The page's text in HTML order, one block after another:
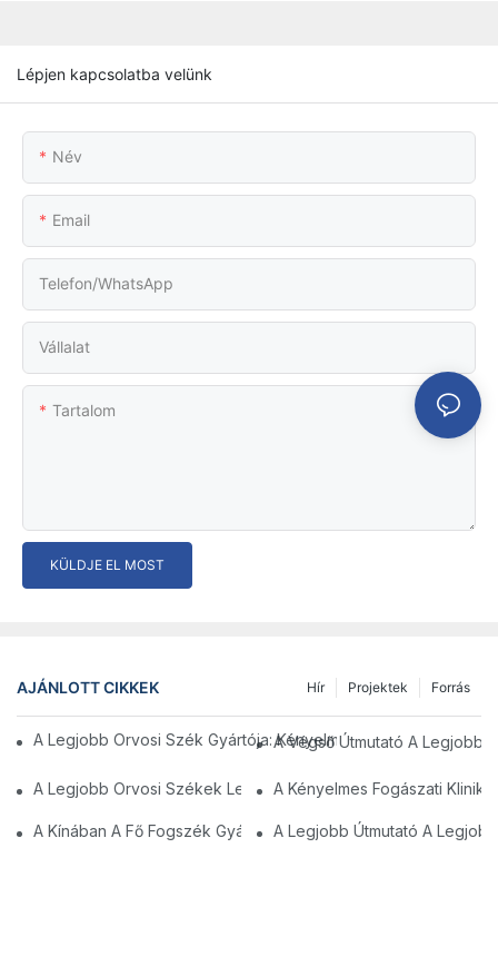
Lépjen kapcsolatba velünk
Név
Email
Telefon/WhatsApp
Vállalat
Tartalom
KÜLDJE EL MOST
AJÁNLOTT CIKKEK Forrás
Projektek
Hír
A Legjobb Orvosi Szék Gyártója: Kényelmet És Támogatást
A Végső Útmutató A Legjobb
A Legjobb Orvosi Székek Legjobb Választása
A Kényelmes Fogászati
A Kínában A Fő Fogszék Gyártói: Innovációk És Minőség
A Legjobb Útmutató A